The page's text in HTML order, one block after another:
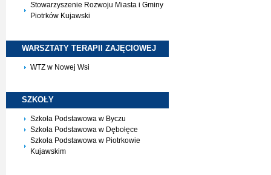
Stowarzyszenie Rozwoju Miasta i Gminy
Piotrków Kujawski
WARSZTATY TERAPII ZAJĘCIOWEJ
WTZ w Nowej Wsi
SZKOŁY
Szkoła Podstawowa w Byczu
Szkoła Podstawowa w Dębołęce
Szkoła Podstawowa w Piotrkowie
Kujawskim